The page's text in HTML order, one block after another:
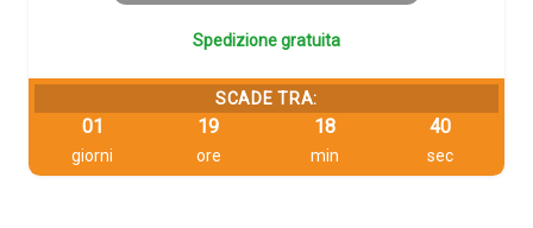
Spedizione gratuita
SCADE TRA:
01
giorni
19
ore
18
min
39
sec